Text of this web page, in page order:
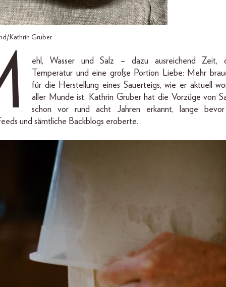
Kathrin Gruber
ehl, Wasser und Salz – dazu ausreichend Zeit,
Temperatur und eine große Portion Liebe: Mehr
für die Herstellung eines Sauerteigs, wie er aktuell
aller Munde ist. Kathrin Gruber hat die Vorzüge von
schon vor rund acht Jahren erkannt, lange
und sämtliche Backblogs eroberte.